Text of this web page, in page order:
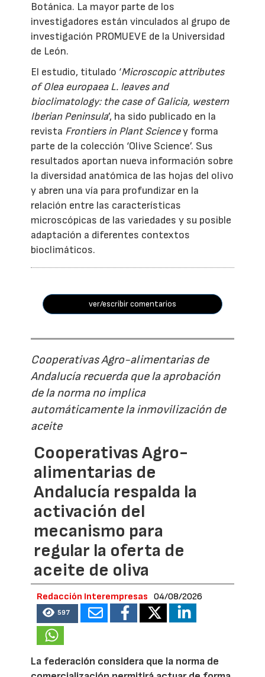
Botánica. La mayor parte de los
investigadores están vinculados al grupo de
investigación PROMUEVE de la Universidad
de León.
El estudio, titulado ‘Microscopic attributes
of Olea europaea L. leaves and
bioclimatology: the case of Galicia, western
Iberian Peninsula’, ha sido publicado en la
revista Frontiers in Plant Sciencey forma
parte de la colección ‘Olive Science’. Sus
resultados aportan nueva información sobre
la diversidad anatómica de las hojas del olivo
y abren una vía para profundizar en la
relación entre las características
microscópicas de las variedades y su posible
adaptación a diferentes contextos
bioclimáticos.
ver/escribir comentarios
Cooperativas Agro-alimentarias de
Andalucía recuerda que la aprobación
de la norma no implica
automáticamente la inmovilización de
aceite
Cooperativas Agro-
alimentarias de
Andalucía respalda la
activación del
mecanismo para
regular la oferta de
aceite de oliva
Redacción Interempresas 04/08/2026
597
La federación considera que la norma de